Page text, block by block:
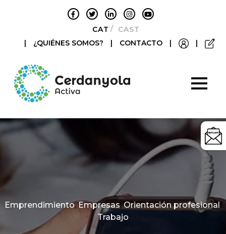
CATALÀCASTELLANO
|
¿QUIÉNES SOMOS? | CONTACTO | |
Categories
Emprendimiento,Empresas,Orientación profesional,
Trabajo